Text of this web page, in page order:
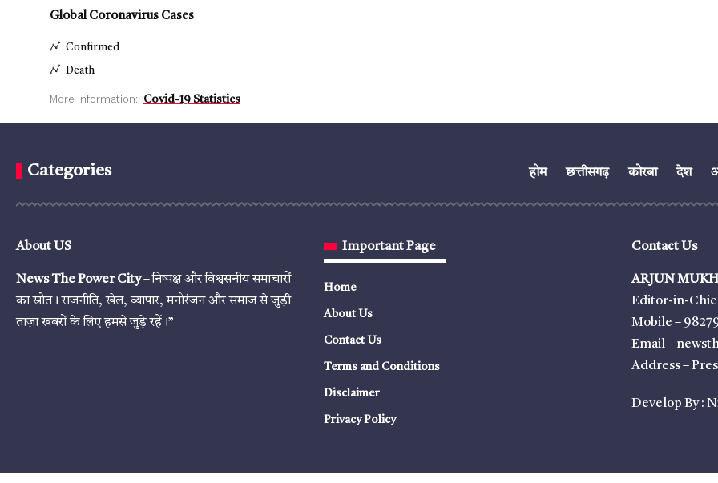
Global Coronavirus Cases
Confirmed
Death
More Information: Covid-19 Statistics
Categories होम छत्तीसगढ़ कोरबा देश
About US
News The Power City– निष्पक्ष और विश्वसनीय समाचारों
का स्रोत। राजनीति, खेल, व्यापार, मनोरंजन और समाज से जुड़ी
ताज़ा खबरों के लिए हमसे जुड़े रहें।”
Important Page
Home
About Us
Contact Us
Terms and Conditions
Disclaimer
Privacy Policy
Contact Us
ARJUN
Editor-in-
Mobile –
Email –
Address –
Develop By :